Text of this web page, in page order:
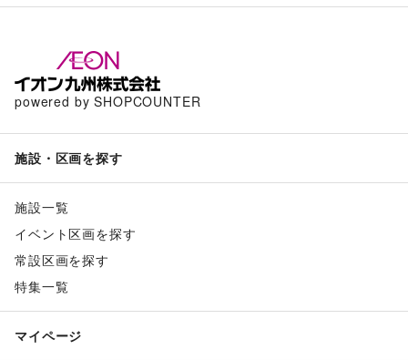
powered by SHOPCOUNTER
施設・区画を探す
施設一覧
イベント区画を探す
常設区画を探す
特集一覧
マイページ